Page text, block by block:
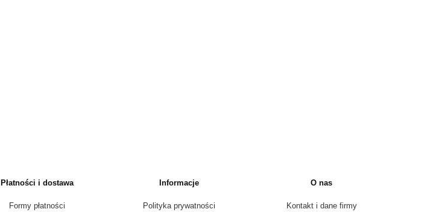
Płatności i dostawa
Formy płatności
Informacje
Polityka prywatności
O nas
Kontakt i dane firmy